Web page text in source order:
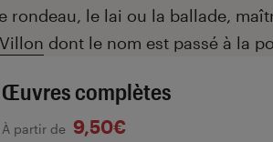
rondeau, le lai ou la ballade,
dont le nom est passé à la
Œuvres complètes
À partir de 9,50€